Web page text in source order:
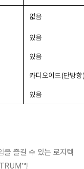
없음
있음
있음
카디오이드(단방
있음
을 즐길 수 있는 로지텍